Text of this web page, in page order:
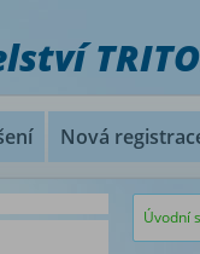
Nová
Úvodní